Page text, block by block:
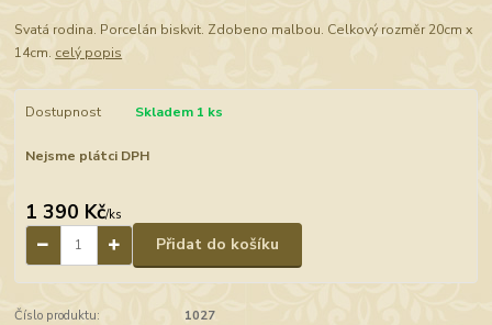
Svatá rodina. Porcelán biskvit. Zdobeno malbou. Celkový rozměr 20cm x
14cm. celý popis
Dostupnost Skladem 1 ks
Nejsme plátci DPH
1 390 Kč/ks
Přidat do košíku
Číslo produktu: 1027